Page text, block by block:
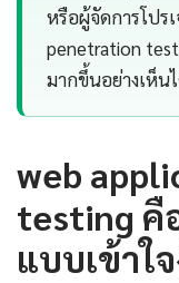
หรือผู้จัดการโปร
penetration
มากขึ้นอย่างเห็น
web
testing คื
แบบเข้าใ